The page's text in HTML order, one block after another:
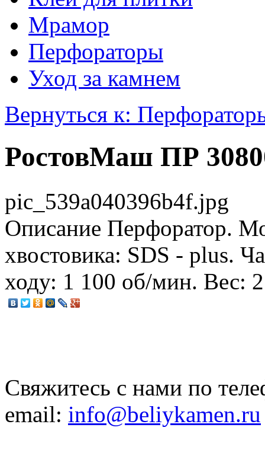
Мрамор
Перфораторы
Уход за камнем
Вернуться к:
РостовМаш ПР
pic_539a040396b4f.jpg
Описание Перфоратор.
хвостовика: SDS - plus.
ходу: 1 100 об/мин. Вес:
Свяжитесь с нами по
email: info@beliykamen.ru